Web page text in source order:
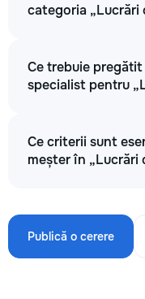
categoria „Lucrări
Ce trebuie
specialist pentru
Ce criterii sunt
meșter în „Lucrări
Publică o cerere